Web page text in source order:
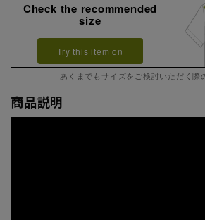
Check the recommended
size
Try this item on
あくまでもサイズをご検討いただく際
商品説明